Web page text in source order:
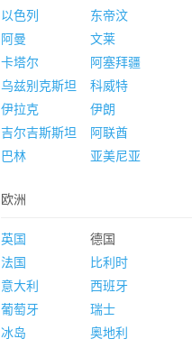
以色列
东帝汶
阿曼
文莱
卡塔尔
阿塞拜疆
乌兹别克斯坦
科威特
伊拉克
伊朗
吉尔吉斯斯坦
阿联酋
巴林
亚美尼亚
欧洲
英国
德国
法国
比利时
意大利
西班牙
葡萄牙
瑞士
冰岛
奥地利